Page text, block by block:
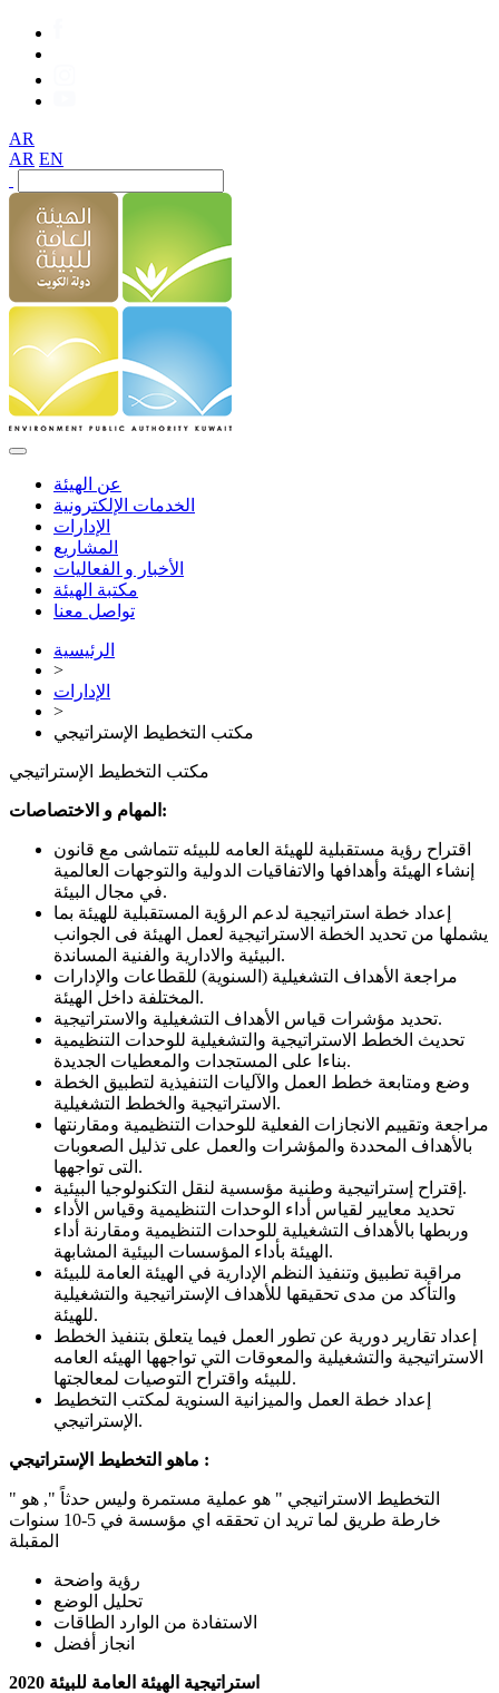
AR
AR EN
عن الهيئة
الخدمات الإلكترونية
الإدارات
المشاريع
الأخبار و الفعاليات
مكتبة الهيئة
تواصل معنا
الرئيسية
>
الإدارات
>
مكتب التخطيط الإستراتيجي
مكتب التخطيط الإستراتيجي
المهام و الاختصاصات:
اقتراح رؤية مستقبلية للهيئة العامه للبيئه تتماشى مع قانون
إنشاء الهيئة وأهدافها والاتفاقيات الدولية والتوجهات العالمية
في مجال البيئة.
إعداد خطة استراتيجية لدعم الرؤية المستقبلية للهيئة بما
يشملها من تحديد الخطة الاستراتيجية لعمل الهيئة فى الجوانب
البيئية والادارية والفنية المساندة.
مراجعة الأهداف التشغيلية (السنوية) للقطاعات والإدارات
المختلفة داخل الهيئة.
تحديد مؤشرات قياس الأهداف التشغيلية والاستراتيجية.
تحديث الخطط الاستراتيجية والتشغيلية للوحدات التنظيمية
بناءا على المستجدات والمعطيات الجديدة.
وضع ومتابعة خطط العمل والآليات التنفيذية لتطبيق الخطة
الاستراتيجية والخطط التشغيلية.
مراجعة وتقييم الانجازات الفعلية للوحدات التنظيمية ومقارنتها
بالأهداف المحددة والمؤشرات والعمل على تذليل الصعوبات
التى تواجهها.
إقتراح إستراتيجية وطنية مؤسسية لنقل التكنولوجيا البيئية.
تحديد معايير لقياس أداء الوحدات التنظيمية وقياس الأداء
وربطها بالأهداف التشغيلية للوحدات التنظيمية ومقارنة أداء
الهيئة بأداء المؤسسات البيئية المشابهة.
مراقبة تطبيق وتنفيذ النظم الإدارية في الهيئة العامة للبيئة
والتأكد من مدى تحقيقها للأهداف الإستراتيجية والتشغيلية
للهيئة.
إعداد تقارير دورية عن تطور العمل فيما يتعلق بتنفيذ الخطط
الاستراتيجية والتشغيلية والمعوقات التي تواجهها الهيئه العامه
للبيئه واقتراح التوصيات لمعالجتها.
إعداد خطة العمل والميزانية السنوية لمكتب التخطيط
الإستراتيجي.
ماهو التخطيط الإستراتيجي :
" التخطيط الاستراتيجي " هو عملية مستمرة وليس حدثاً ", هو
خارطة طريق لما تريد ان تحققه اي مؤسسة في 5-10 سنوات
المقبلة
رؤية واضحة
تحليل الوضع
الاستفادة من الوارد الطاقات
انجاز أفضل
استراتيجية الهيئة العامة للبيئة 2020